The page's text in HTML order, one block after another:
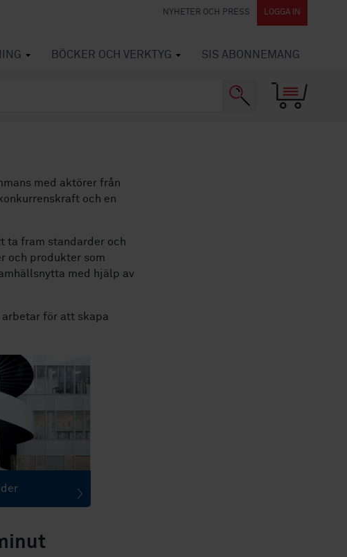
NYHETER OCH PRESS LOGGA IN
BÖCKER OCH VERKTYG SIS ABONNEMANG
med aktörer från
och en
ta fram standarder och
och produkter som
med hjälp av
arbetar för att skapa